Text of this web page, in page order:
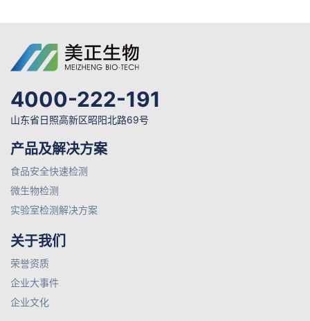
4000-222-191
山东省日照高新区昭阳北路69号
产品及解决方案
食品安全快速检测
微生物检测
实验室检测解决方案
关于我们
荣誉资质
企业大事件
企业文化